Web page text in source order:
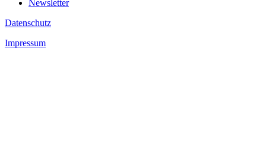
Newsletter
Datenschutz
Impressum